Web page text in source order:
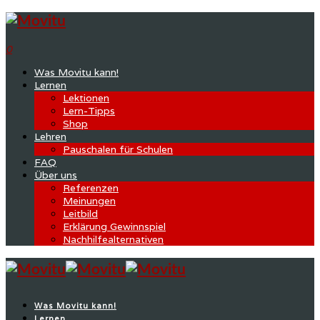
0
Was Movitu kann!
Lernen
Lektionen
Lern-Tipps
Shop
Lehren
Pauschalen für Schulen
FAQ
Über uns
Referenzen
Meinungen
Leitbild
Erklärung Gewinnspiel
Nachhilfealternativen
Was Movitu kann!